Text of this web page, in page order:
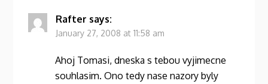
Rafter says:
January 27, 2008 at 11:58 am
Ahoj Tomasi, dneska s tebou vyjimecne
souhlasim. Ono tedy nase nazory byly